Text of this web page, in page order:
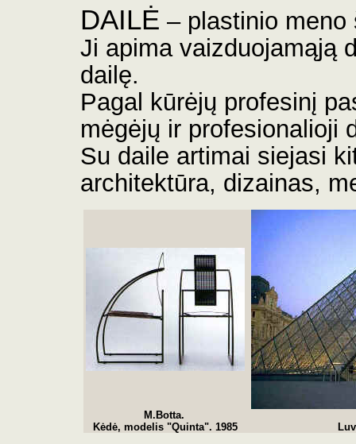
DAILĖ – plastinio
Ji apima vaizduojamąją
dailę.
Pagal kūrėjų profesinį
mėgėjų ir profesionalioji
Su daile artimai siejasi
architektūra, dizainas,
M.Botta.
Kėdė, modelis "Quinta". 1985